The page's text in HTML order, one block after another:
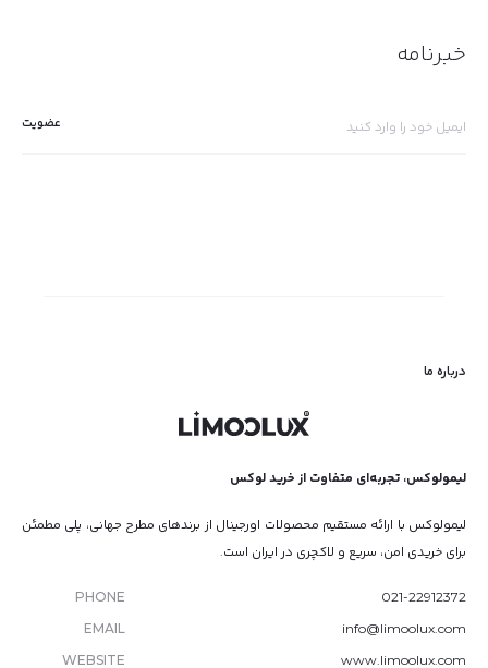
خبرنامه
درباره ما
لیمولوکس، تجربه‌ای متفاوت از خرید لوکس
لیمولوکس با ارائه مستقیم محصولات اورجینال از برندهای مطرح جهانی، پلی مطمئن
برای خریدی امن، سریع و لاکچری در ایران است.
PHONE
021-22912372
EMAIL
info@limoolux.com
WEBSITE
www.limoolux.com